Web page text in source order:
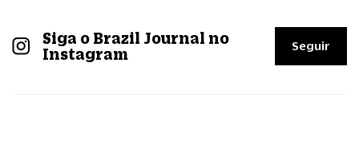
Siga o Brazil Journal no
Instagram
Seguir